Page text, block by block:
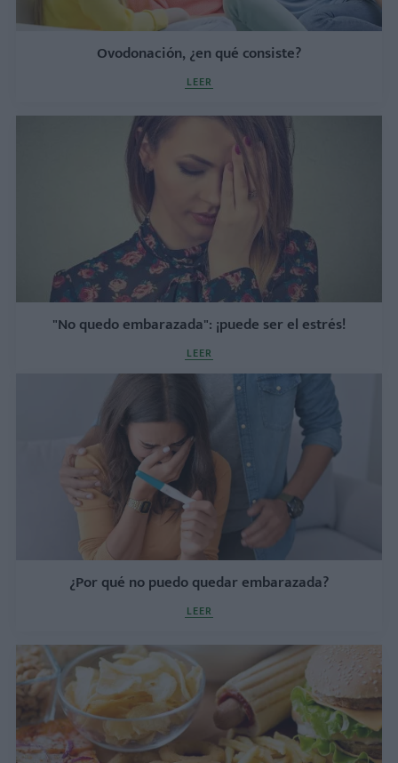
Ovodonación, ¿en qué consiste?
LEER
"No quedo embarazada": ¡puede ser el estrés!
LEER
¿Por qué no puedo quedar embarazada?
LEER